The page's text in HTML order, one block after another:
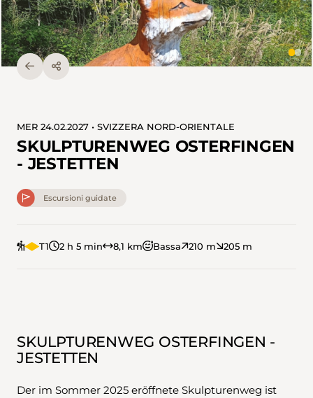
MER 24.02.2027 • SVIZZERA NORD-ORIENTALE
SKULPTURENWEG OSTERFINGEN
- JESTETTEN
Escursioni guidate
T1 2 h 5 min 8,1 km Bassa 210 m 205 m
SKULPTURENWEG OSTERFINGEN -
JESTETTEN
Der im Sommer 2025 eröffnete Skulpturenweg ist